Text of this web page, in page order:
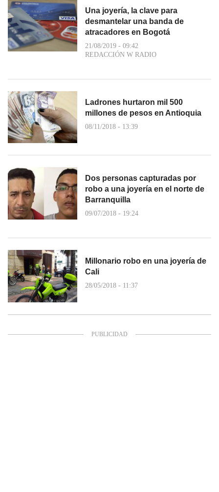
Una joyería, la clave para
desmantelar una banda de
atracadores en Bogotá
21/08/2019 - 09:42
REDACCIÓN W RADIO
Ladrones hurtaron mil 500
millones de pesos en Antioquia
08/11/2018 - 13:39
Dos personas capturadas por
robo a una joyería en el norte de
Barranquilla
09/07/2018 - 19:24
Millonario robo en una joyería de
Cali
28/05/2018 - 11:37